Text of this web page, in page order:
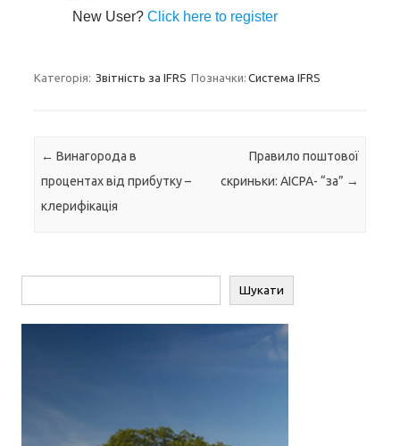
New User?Click here to register
Категорія: Звітність за IFRS Позначки: Система IFRS
Навігація по запису
← Винагорода в
процентах від прибутку –
клерифікація
Правило поштової
скриньки: АІСРА- “за” →
Шукати